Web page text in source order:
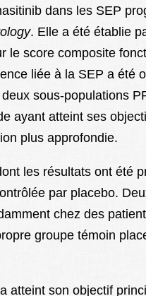
dans les SEP
. Elle a été établie
le score composite
liée à la SEP a été
sous-populations
ayant atteint ses
plus approfondie.
les résultats ont été
par placebo.
chez des
groupe témoin
atteint son objectif